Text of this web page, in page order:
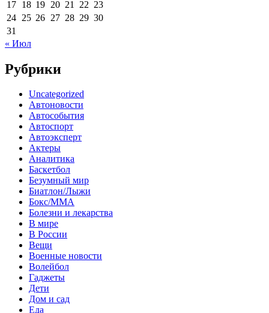
17 18 19 20 21 22 23
24 25 26 27 28 29 30
31
« Июл
Рубрики
Uncategorized
Автоновости
Автособытия
Автоспорт
Автоэксперт
Актеры
Аналитика
Баскетбол
Безумный мир
Биатлон/Лыжи
Бокс/MMA
Болезни и лекарства
В мире
В России
Вещи
Военные новости
Волейбол
Гаджеты
Дети
Дом и сад
Еда